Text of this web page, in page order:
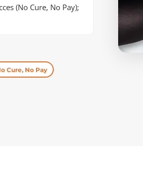
(No Cure, No Pay);
Cure, No Pay